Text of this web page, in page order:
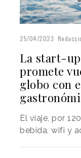
25/04/2023
La start-
promete
globo con
El viaje, por
bebida, wifi y